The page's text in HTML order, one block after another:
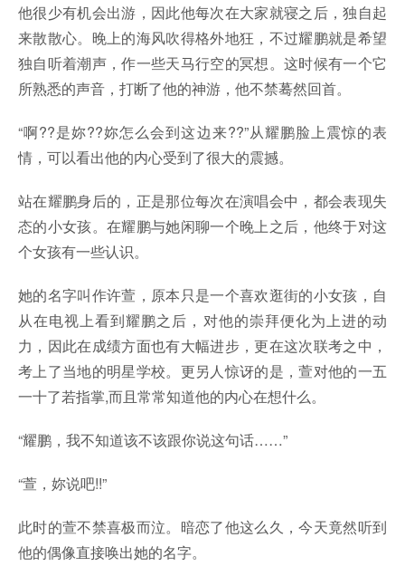
他很少有机会出游，因此他每次在大家就寝之后，独自起
来散散心。晚上的海风吹得格外地狂，不过耀鹏就是希望
独自听着潮声，作一些天马行空的冥想。这时候有一个它
所熟悉的声音，打断了他的神游，他不禁蓦然回首。
“啊??是妳??妳怎么会到这边来??”从耀鹏脸上震惊的表
情，可以看出他的内心受到了很大的震撼。
站在耀鹏身后的，正是那位每次在演唱会中，都会表现失
态的小女孩。在耀鹏与她闲聊一个晚上之后，他终于对这
个女孩有一些认识。
她的名字叫作许萱，原本只是一个喜欢逛街的小女孩，自
从在电视上看到耀鹏之后，对他的崇拜便化为上进的动
力，因此在成绩方面也有大幅进步，更在这次联考之中，
考上了当地的明星学校。更另人惊讶的是，萱对他的一五
一十了若指掌,而且常常知道他的内心在想什么。
“耀鹏，我不知道该不该跟你说这句话……”
“萱，妳说吧!!”
此时的萱不禁喜极而泣。暗恋了他这么久，今天竟然听到
他的偶像直接唤出她的名字。